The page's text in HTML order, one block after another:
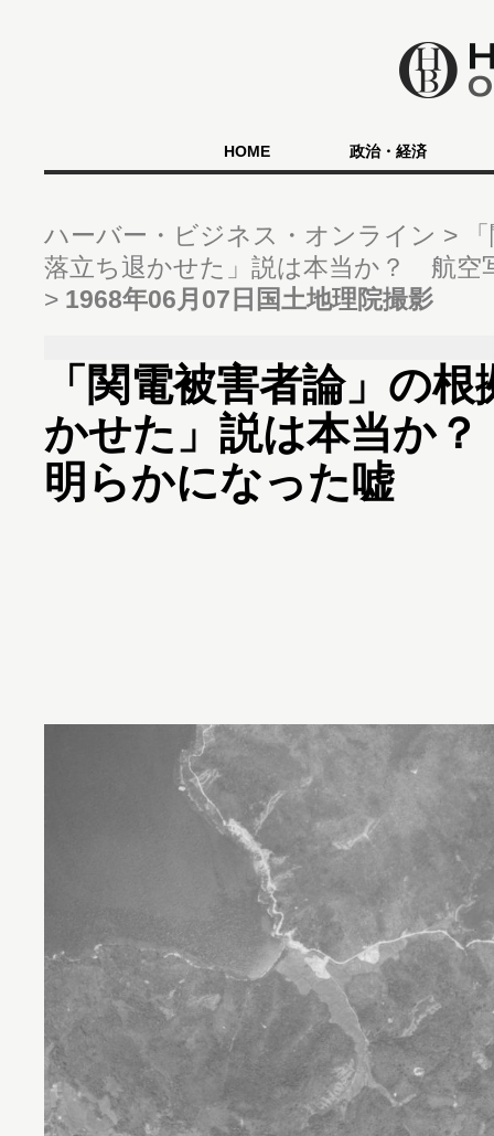
HOME 政治・経済
ハーバー・ビジネス・オンライン
落立ち退かせた」説は本当か？ 航空
1968年06月07日国土地理院撮影
「関電被害者論」の
かせた」説は本当か
明らかになった嘘